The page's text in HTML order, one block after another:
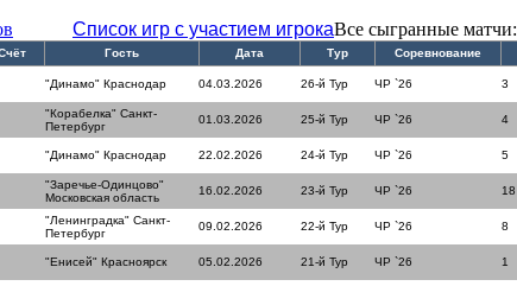
Список игр с участием игрокаВсе сыгранные матчи:
Гость Дата Тур Соревнование
"Динамо" Краснодар 04.03.2026 26-й Тур ЧР `26 3
"Корабелка" Санкт-
Петербург
01.03.2026 25-й Тур ЧР `26 4
"Динамо" Краснодар 22.02.2026 24-й Тур ЧР `26 5
"Заречье-Одинцово"
Московская область
16.02.2026 23-й Тур ЧР `26 18
"Ленинградка" Санкт-
Петербург
09.02.2026 22-й Тур ЧР `26 8
"Енисей" Красноярск 05.02.2026 21-й Тур ЧР `26 1